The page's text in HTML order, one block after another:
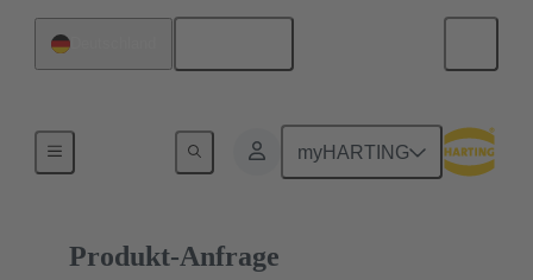
myHARTING
19 41 000 5111
Produkt-Anfrage